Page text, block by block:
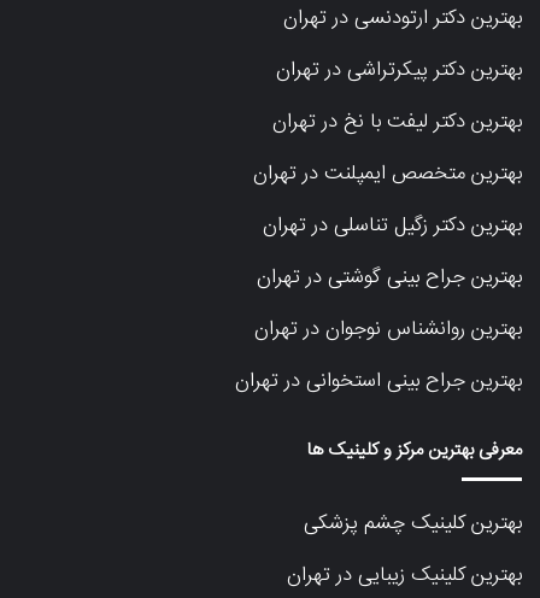
بهترین دکتر ارتودنسی در تهران
بهترین دکتر پیکرتراشی در تهران
بهترین دکتر لیفت با نخ در تهران
بهترین متخصص ایمپلنت در تهران
بهترین دکتر زگیل تناسلی در تهران
بهترین جراح بینی گوشتی در تهران
بهترین روانشناس نوجوان در تهران
بهترین جراح بینی استخوانی در تهران
معرفی بهترین مرکز و کلینیک ها
بهترین کلینیک چشم پزشکی
بهترین کلینیک زیبایی در تهران